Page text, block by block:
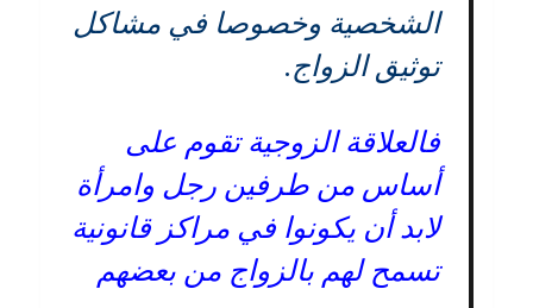
الشخصية وخصوصا في مشاكل
توثيق الزواج.
فالعلاقة الزوجية تقوم على
أساس من طرفين رجل وامرأة
لابد أن يكونوا في مراكز قانونية
تسمح لهم بالزواج من بعضهم